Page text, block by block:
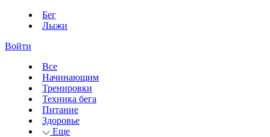
Бег
Лыжи
Войти
Все
Начинающим
Тренировки
Техника бега
Питание
Здоровье
Еще